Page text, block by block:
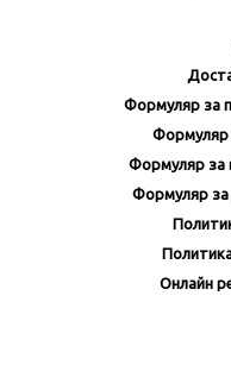
Формуляр за
Формуляр
Формуляр за
Формуляр за
Онлайн